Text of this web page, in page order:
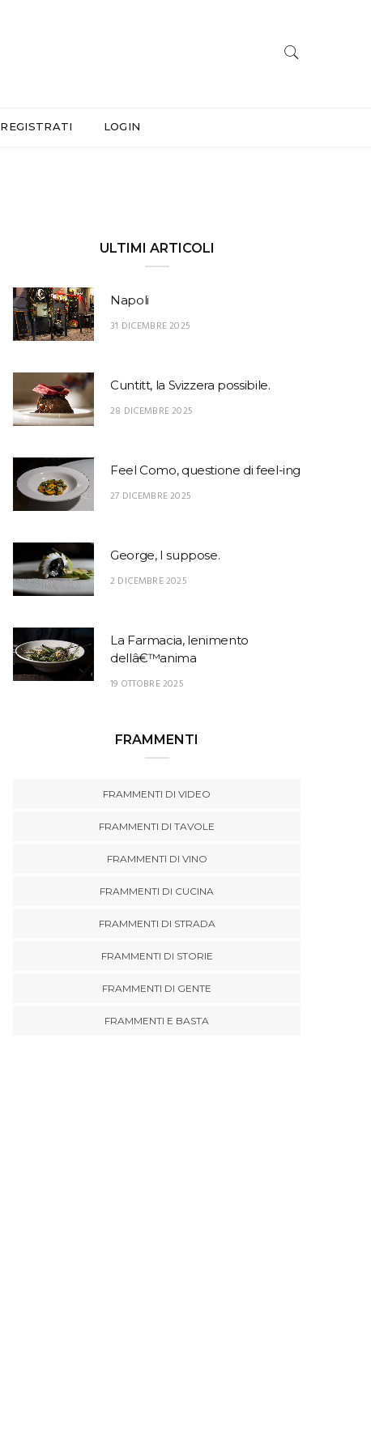
REGISTRATI LOGIN
ULTIMI ARTICOLI
Napoli
31 DICEMBRE 2025
Cuntitt, la Svizzera possibile.
28 DICEMBRE 2025
Feel Como, questione di feel-ing
27 DICEMBRE 2025
George, I suppose.
2 DICEMBRE 2025
La Farmacia, lenimento
dellâ€™anima
19 OTTOBRE 2025
FRAMMENTI
FRAMMENTI DI VIDEO
FRAMMENTI DI TAVOLE
FRAMMENTI DI VINO
FRAMMENTI DI CUCINA
FRAMMENTI DI STRADA
FRAMMENTI DI STORIE
FRAMMENTI DI GENTE
FRAMMENTI E BASTA